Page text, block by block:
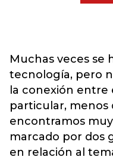
Muchas veces se
tecnología, pero
la conexión entre
particular, menos
encontramos
marcado por dos
en relación al